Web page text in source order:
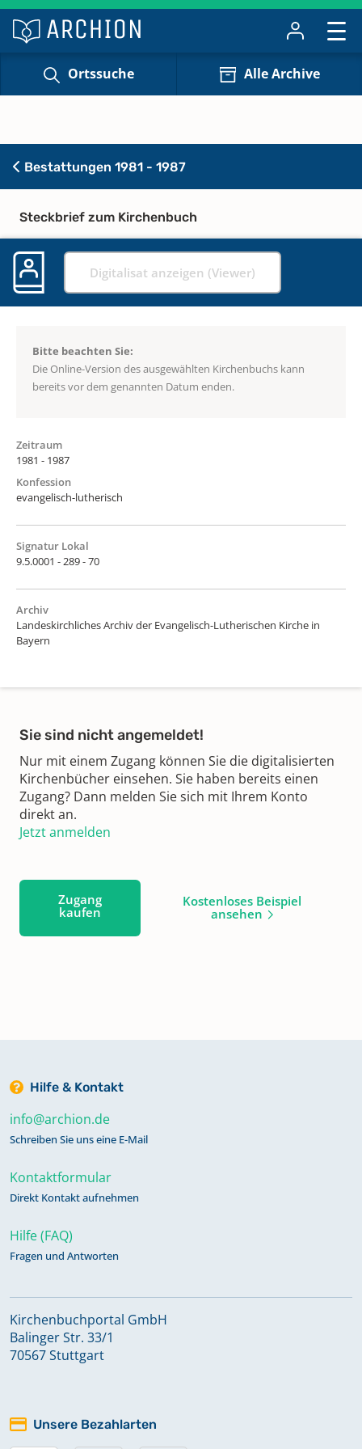
Ortssuche Alle Archive
Bestattungen 1981 - 1987
Steckbrief zum Kirchenbuch
Digitalisat anzeigen (Viewer)
Bitte beachten Sie:
Die Online-Version des ausgewählten Kirchenbuchs kann
bereits vor dem genannten Datum enden.
Zeitraum
1981 - 1987
Konfession
evangelisch-lutherisch
Signatur Lokal
9.5.0001 - 289 - 70
Archiv
Landeskirchliches Archiv der Evangelisch-Lutherischen Kirche in
Bayern
Sie sind nicht angemeldet!
Nur mit einem Zugang können Sie die digitalisierten
Kirchenbücher einsehen. Sie haben bereits einen
Zugang? Dann melden Sie sich mit Ihrem Konto
direkt an.
Jetzt anmelden
Zugang
kaufen
Kostenloses Beispiel
ansehen
Hilfe & Kontakt
info@archion.de
Schreiben Sie uns eine E-Mail
Kontaktformular
Direkt Kontakt aufnehmen
Hilfe (FAQ)
Fragen und Antworten
Kirchenbuchportal GmbH
Balinger Str. 33/1
70567 Stuttgart
Unsere Bezahlarten